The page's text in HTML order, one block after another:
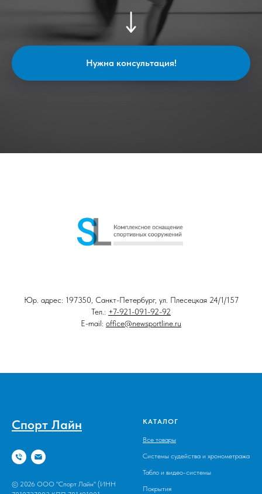
Нужна консультация!
Юр. адрес: 197350, Санкт-Петербург, ул. Плесецкая 24/1/157
Тел.: +7-921-091-92-92
E-mail: office@newsportline.ru
Спорт Лайн
© 2026 ООО "Спорт Лайн" (ИНН
КАТАЛОГ
Все товары
Системы судейства и хронометража
Табло и видео-системы
Покрытия